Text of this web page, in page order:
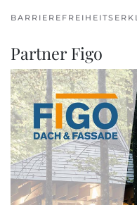
Partner Figo